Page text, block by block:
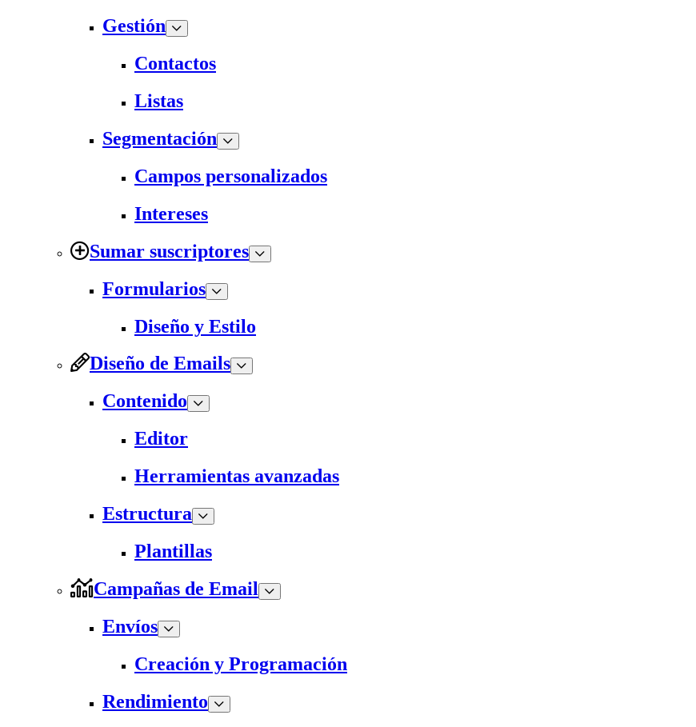
Gestión
Contactos
Listas
Segmentación
Campos personalizados
Intereses
Sumar suscriptores
Formularios
Diseño y Estilo
Diseño de Emails
Contenido
Editor
Herramientas avanzadas
Estructura
Plantillas
Campañas de Email
Envíos
Creación y Programación
Rendimiento